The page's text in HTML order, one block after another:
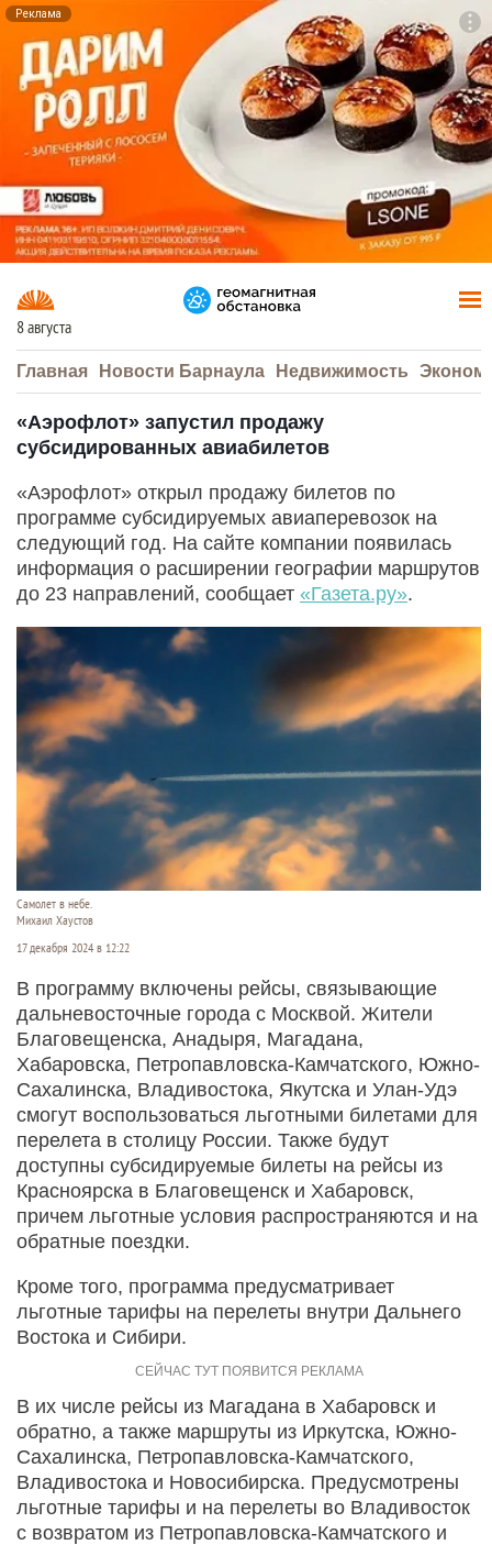
Реклама
8 августа
Главная Новости Барнаула Недвижимость
«Аэрофлот» запустил продажу
субсидированных авиабилетов
«Аэрофлот» открыл продажу билетов по
программе субсидируемых авиаперевозок на
следующий год. На сайте компании появилась
информация о расширении географии маршрутов
до 23 направлений, сообщает «Газета.ру».
Самолет в небе.
Михаил Хаустов
17 декабря 2024 в 12:22
В программу включены рейсы, связывающие
дальневосточные города с Москвой. Жители
Благовещенска, Анадыря, Магадана,
Хабаровска, Петропавловска-Камчатского, Южно-
Сахалинска, Владивостока, Якутска и Улан-Удэ
смогут воспользоваться льготными билетами для
перелета в столицу России. Также будут
доступны субсидируемые билеты на рейсы из
Красноярска в Благовещенск и Хабаровск,
причем льготные условия распространяются и на
обратные поездки.
Кроме того, программа предусматривает
льготные тарифы на перелеты внутри Дальнего
Востока и Сибири.
В их числе рейсы из Магадана в Хабаровск и
обратно, а также маршруты из Иркутска, Южно-
Сахалинска, Петропавловска-Камчатского,
Владивостока и Новосибирска. Предусмотрены
льготные тарифы и на перелеты во Владивосток
с возвратом из Петропавловска-Камчатского и